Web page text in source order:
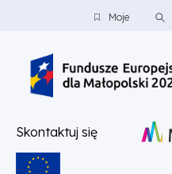
PRZEJDŹ DO TREŚCI
PRZEJDŹ DO MENUMoje
Skontaktuj się